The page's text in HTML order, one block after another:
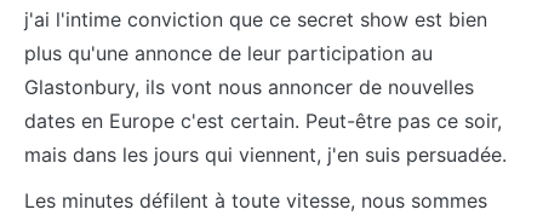
j'ai l'intime conviction que ce secret show est bien
plus qu'une annonce de leur participation au
Glastonbury, ils vont nous annoncer de nouvelles
dates en Europe c'est certain. Peut-être pas ce soir,
mais dans les jours qui viennent, j'en suis persuadée.
Les minutes défilent à toute vitesse, nous sommes